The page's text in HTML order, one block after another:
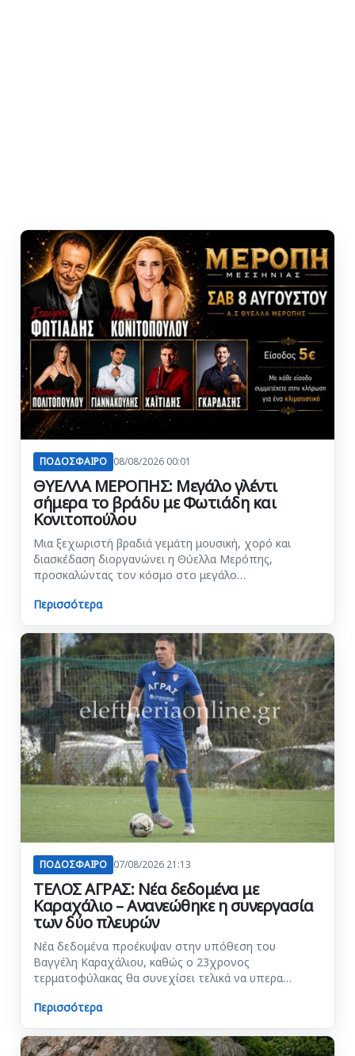
ΠΟΔΟΣΦΑΙΡΟ 08/08/2026 00:01
ΘΥΕΛΛΑ ΜΕΡΟΠΗΣ: Μεγάλο γλέντι
σήμερα το βράδυ με Φωτιάδη και
Κονιτοπούλου
Μια ξεχωριστή βραδιά γεμάτη μουσική, χορό και
διασκέδαση διοργανώνει η Θύελλα Μερόπης,
προσκαλώντας τον κόσμο στο μεγάλο…
Περισσότερα
ΠΟΔΟΣΦΑΙΡΟ 07/08/2026 21:13
ΤΕΛΟΣ ΑΓΡΑΣ: Νέα δεδομένα με
Καραχάλιο – Ανανεώθηκε η συνεργασία
των δύο πλευρών
Νέα δεδομένα προέκυψαν στην υπόθεση του
Βαγγέλη Καραχάλιου, καθώς ο 23χρονος
τερματοφύλακας θα συνεχίσει τελικά να υπερα…
Περισσότερα